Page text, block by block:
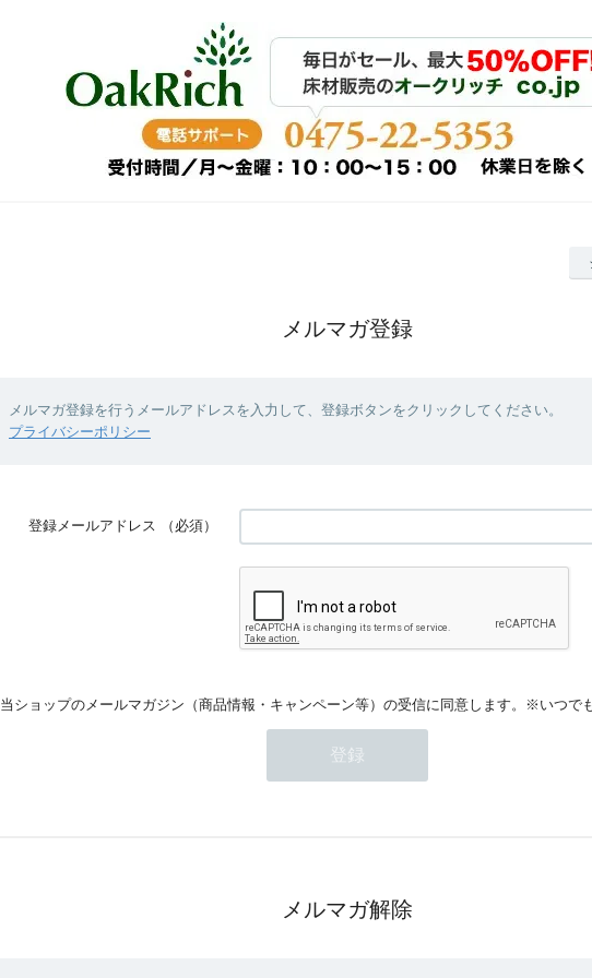
メルマガ登録
メルマガ登録を行うメールアドレスを入力して、登録ボタンをクリックしてください。
プライバシーポリシー
登録メールアドレス （必須）
当ショップのメールマガジン（商品情報・キャンペーン等）の受信に同意します。※いつで
メルマガ解除